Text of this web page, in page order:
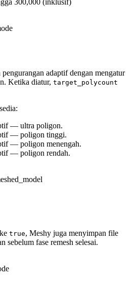
300,000 (inklusif)
adaptif dengan mengatur
Ketika diatur, target_polycount
— ultra poligon.
— poligon tinggi.
— poligon menengah.
— poligon rendah.
true, Meshy juga menyimpan file
sebelum fase remesh selesai.